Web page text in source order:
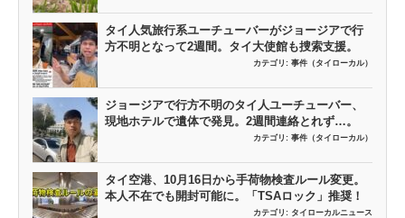
タイ人気旅行系ユーチューバーがジョージアで行
方不明となって2週間。タイ大使館も捜索支援。
カテゴリ: 事件（タイローカル）
ジョージアで行方不明のタイ人ユーチューバー、
現地ホテルで遺体で発見。2週間連絡とれず…。
カテゴリ: 事件（タイローカル）
タイ空港、10月16日から手荷物検査ルール変更。
本人不在でも開封可能に。「TSAロック」推奨！
カテゴリ: タイローカルニュース